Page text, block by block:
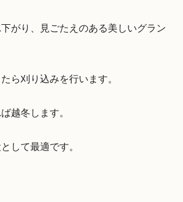
がり、見ごたえのある美しいグラン
ら刈り込みを行います。
越冬します。
して最適です。